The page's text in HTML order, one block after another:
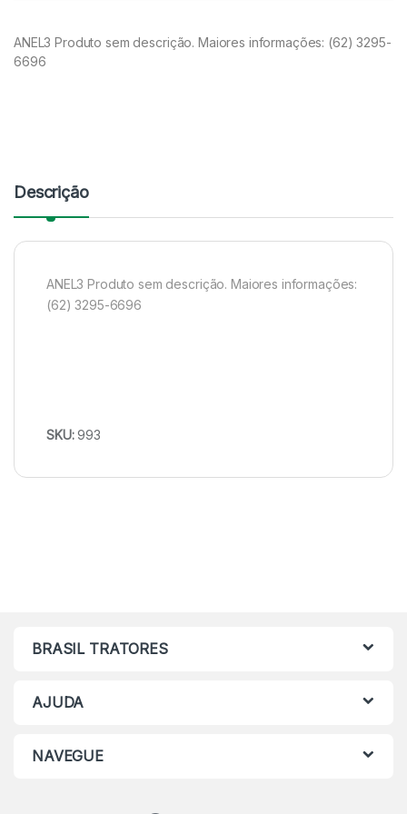
ANEL3 Produto sem descrição. Maiores informações: (62) 3295-
6696
Descrição
ANEL3 Produto sem descrição. Maiores informações:
(62) 3295-6696
SKU:993
BRASIL TRATORES
AJUDA
NAVEGUE